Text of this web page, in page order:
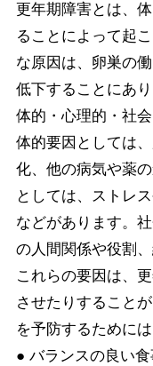
更年期障害とは、
ることによって起
な原因は、卵巣の
低下することにあ
体的・心理的・社
体的要因としては
化、他の病気や薬
としては、ストレ
などがあります。
の人間関係や役割
これらの要因は、
させたりすること
を予防するために
● バランスの良い